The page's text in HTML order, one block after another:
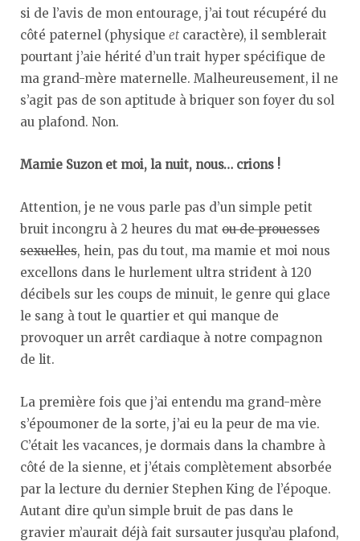
si de l’avis de mon entourage, j’ai tout récupéré du
côté paternel (physique et caractère), il semblerait
pourtant j’aie hérité d’un trait hyper spécifique de
ma grand-mère maternelle. Malheureusement, il ne
s’agit pas de son aptitude à briquer son foyer du sol
au plafond. Non.
Mamie Suzon et moi, la nuit, nous… crions !
Attention, je ne vous parle pas d’un simple petit
bruit incongru à 2 heures du mat ou de prouesses
sexuelles, hein, pas du tout, ma mamie et moi nous
excellons dans le hurlement ultra strident à 120
décibels sur les coups de minuit, le genre qui glace
le sang à tout le quartier et qui manque de
provoquer un arrêt cardiaque à notre compagnon
de lit.
La première fois que j’ai entendu ma grand-mère
s’époumoner de la sorte, j’ai eu la peur de ma vie.
C’était les vacances, je dormais dans la chambre à
côté de la sienne, et j’étais complètement absorbée
par la lecture du dernier Stephen King de l’époque.
Autant dire qu’un simple bruit de pas dans le
gravier m’aurait déjà fait sursauter jusqu’au plafond,